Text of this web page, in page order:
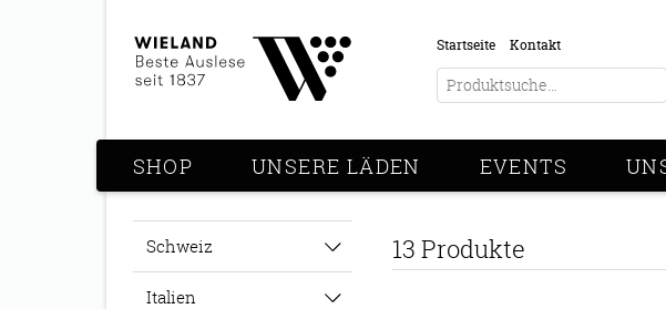
Startseite Kontakt
SHOP UNSERE LÄDEN EVENTS
Schweiz
Italien
13 Produkte